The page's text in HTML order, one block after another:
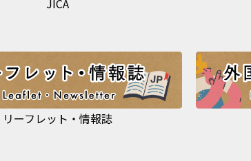
JICA
リーフレット・情報誌